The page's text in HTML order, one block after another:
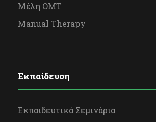
Μέλη OΜΤ
Manual Therapy
Εκπαίδευση
Εκπαιδευτικά Σεμινάρια